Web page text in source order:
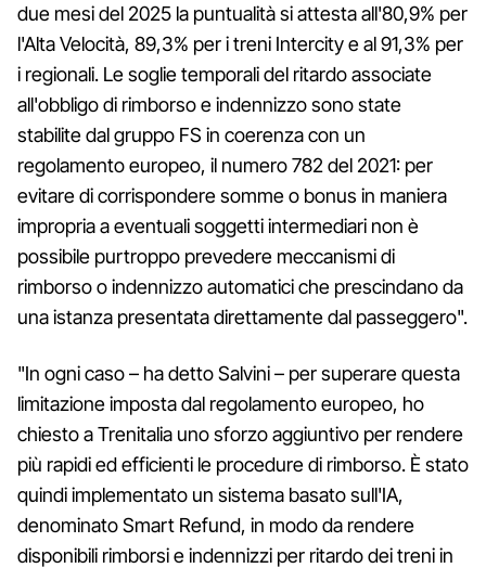
due mesi del 2025 la puntualità si attesta all'80,9% per
l'Alta Velocità, 89,3% per i treni Intercity e al 91,3% per
i regionali. Le soglie temporali del ritardo associate
all'obbligo di rimborso e indennizzo sono state
stabilite dal gruppo FS in coerenza con un
regolamento europeo, il numero 782 del 2021: per
evitare di corrispondere somme o bonus in maniera
impropria a eventuali soggetti intermediari non è
possibile purtroppo prevedere meccanismi di
rimborso o indennizzo automatici che prescindano da
una istanza presentata direttamente dal passeggero".
"In ogni caso – ha detto Salvini – per superare questa
limitazione imposta dal regolamento europeo, ho
chiesto a Trenitalia uno sforzo aggiuntivo per rendere
più rapidi ed efficienti le procedure di rimborso. È stato
quindi implementato un sistema basato sull'IA,
denominato Smart Refund, in modo da rendere
disponibili rimborsi e indennizzi per ritardo dei treni in